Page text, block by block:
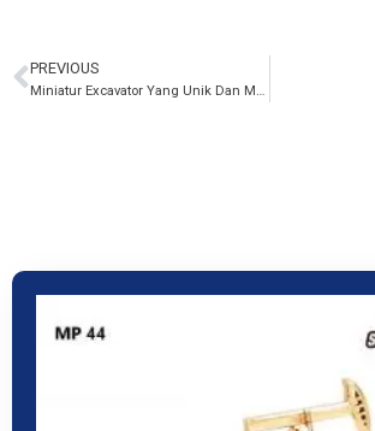
PREVIOUS
Miniatur Excavator Yang Unik Dan Menarik